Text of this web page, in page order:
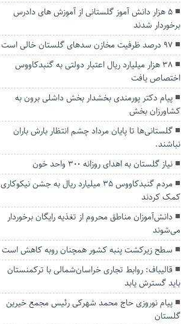
۵ هزار دانش آموز گلستانی از آموزش های دادرس
برخوردار شدند
۹۷ درصد ظرفیت مخازن سدهای گلستان خالی است
۳۸ هزار میلیارد ریال اعتبار دولتی به گنبدکاووس
اختصاص یافت
پیام‌ دکتر پورمندی بخشدار‌ بخش داشلی برون به
کشاورزان بخش
گلستانی‌ها تا پایان مرداد چشم انتظار بارش باران
نباشند.
نیاز گلستان به اهدای روزانه ۳۰۰ واحد خون
مردم گنبدکاووس ۳۵ میلیارد ریال به جشن نیکوکاری
کمک کردند
دانش‌آموزان مناطق محروم از تغذیه رایگان برخوردار
می‌شوند
سطح زیرکشت پنبه کشور همچنان روبه کاهش است
قالیباف: روابط تجاری خراسان‌شمالی با ترکمنستان
باید گسترش یابد
پیام نوروزی حاج محمد شهرکی رئیس مجمع خیرین
گلستان